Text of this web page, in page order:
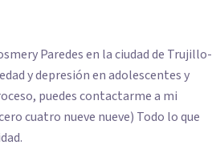
Paredes en la ciudad de Trujillo-
y depresión en adolescentes y
puedes contactarme a mi
cuatro nueve nueve) Todo lo que